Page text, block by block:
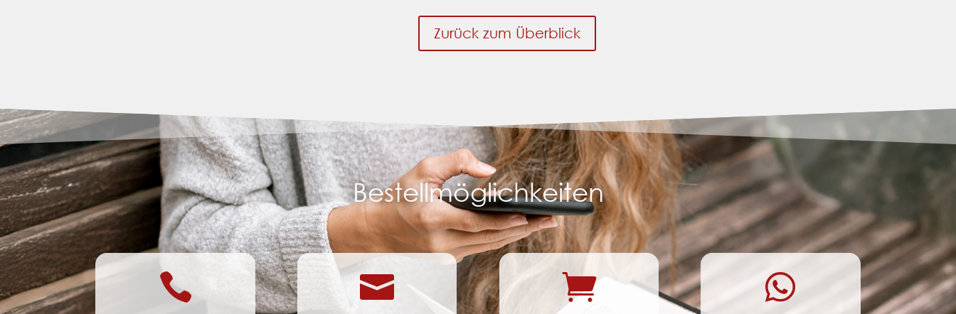
Zurück zum Überblick
Bestellmöglichkeiten
   